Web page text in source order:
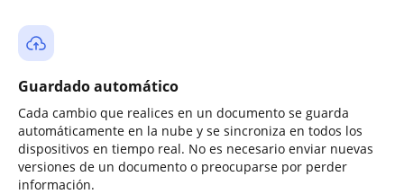
Guardado automático
Cada cambio que realices en un documento se guarda
automáticamente en la nube y se sincroniza en todos los
dispositivos en tiempo real. No es necesario enviar nuevas
versiones de un documento o preocuparse por perder
información.